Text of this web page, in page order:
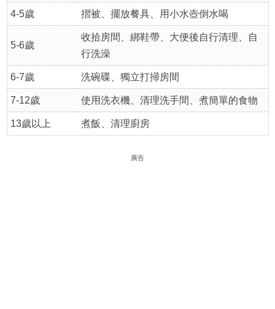
4-5歲 摺被、擺放餐具、用小水壺倒水喝
5-6歲
收拾房間、綁鞋帶、大便後自行清理、自
行洗澡
6-7歲 洗碗碟、獨立打掃房間
7-12歲 使用洗衣機、清理洗手間、煮簡單的食物
13歲以上 煮飯、清理廚房
廣告